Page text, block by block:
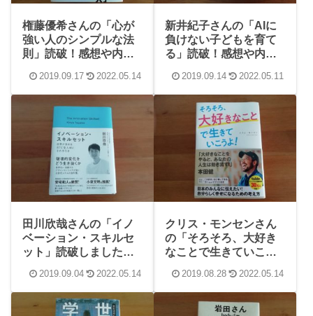
権藤優希さんの「心が
強い人のシンプルな法
則」読破！感想や内
2019.09.17 2022.05.14
新井紀子さんの「AIに
負けない子どもを育て
る」読破！感想や内
2019.09.14 2022.05.11
田川欣哉さんの「イノ
ベーション・スキルセ
ット」読破しました！
とまとめ
2019.09.04 2022.05.14
クリス・モンセンさん
の「そろそろ、大好き
なことで生きていこう
容、学んだことまとめ
2019.08.28 2022.05.14